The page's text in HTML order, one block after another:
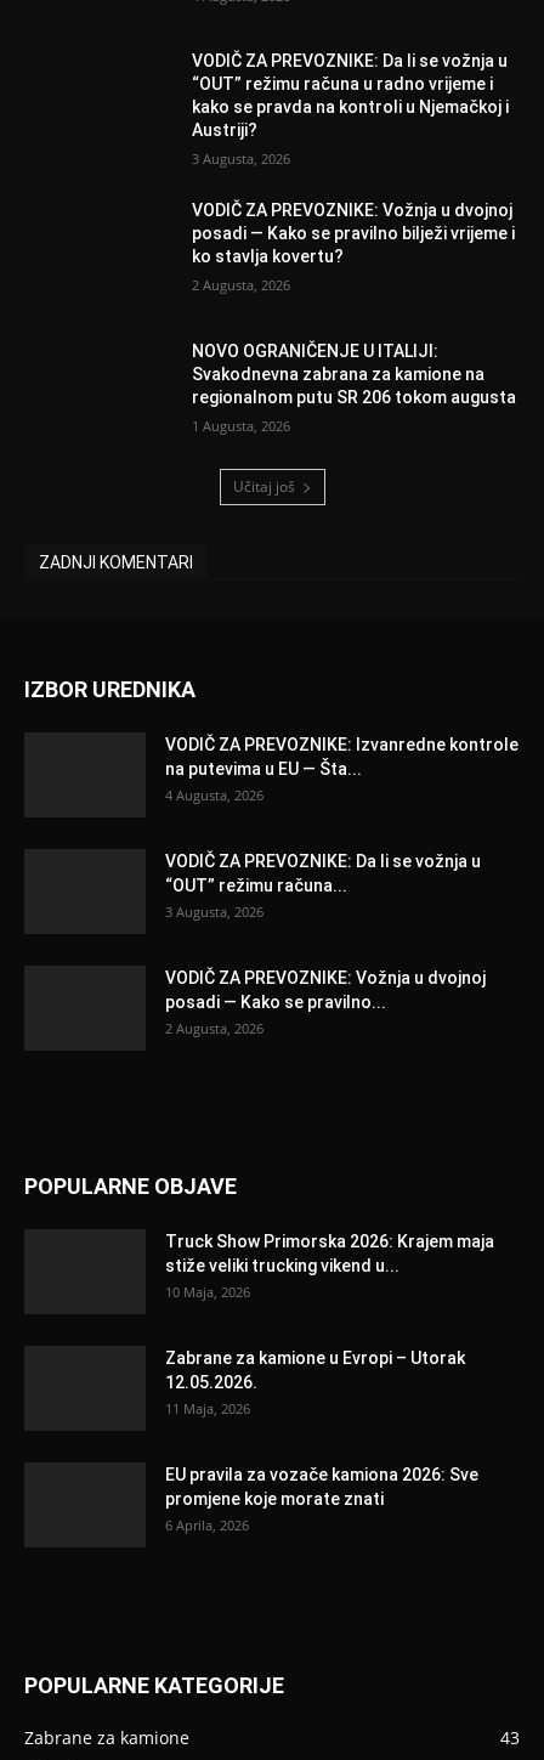
VODIČ ZA PREVOZNIKE: Da li se vožnja u
“OUT” režimu računa u radno vrijeme i
kako se pravda na kontroli u Njemačkoj i
Austriji?
3 Augusta, 2026
VODIČ ZA PREVOZNIKE: Vožnja u dvojnoj
posadi — Kako se pravilno bilježi vrijeme i
ko stavlja kovertu?
2 Augusta, 2026
NOVO OGRANIČENJE U ITALIJI:
Svakodnevna zabrana za kamione na
regionalnom putu SR 206 tokom augusta
1 Augusta, 2026
Učitaj još
ZADNJI KOMENTARI
IZBOR UREDNIKA
VODIČ ZA PREVOZNIKE: Izvanredne kontrole
na putevima u EU — Šta...
4 Augusta, 2026
VODIČ ZA PREVOZNIKE: Da li se vožnja u
“OUT” režimu računa...
3 Augusta, 2026
VODIČ ZA PREVOZNIKE: Vožnja u dvojnoj
posadi — Kako se pravilno...
2 Augusta, 2026
POPULARNE OBJAVE
Truck Show Primorska 2026: Krajem maja
stiže veliki trucking vikend u...
10 Maja, 2026
Zabrane za kamione u Evropi – Utorak
12.05.2026.
11 Maja, 2026
EU pravila za vozače kamiona 2026: Sve
promjene koje morate znati
6 Aprila, 2026
POPULARNE KATEGORIJE
Zabrane za kamione
43